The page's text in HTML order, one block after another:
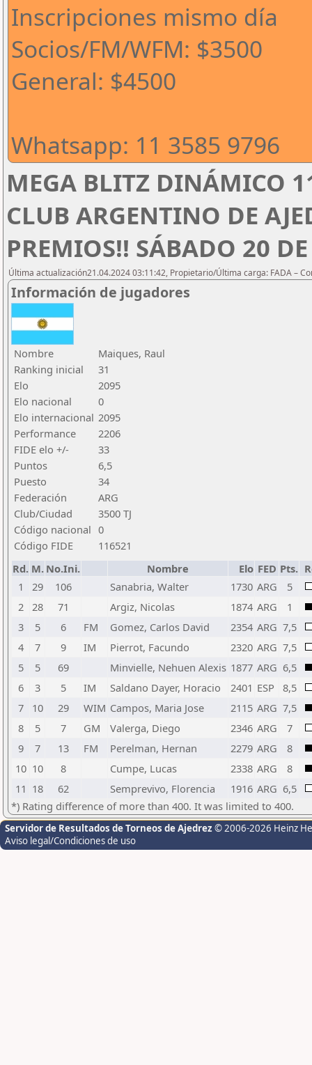
Inscripciones mismo día
Socios/FM/WFM: $3500
General: $4500
Whatsapp: 11 3585 9796
MEGA BLITZ DINÁMICO
CLUB ARGENTINO DE
PREMIOS!! SÁBADO 20
Última actualización21.04.2024 03:11:42, Propietario/Última carga: FADA –
Información de jugadores
Nombre
Maiques, Raul
Ranking inicial
31
Elo
2095
Elo nacional
0
Elo internacional 2095
Performance
2206
FIDE elo +/-
33
Puntos
6,5
Puesto
34
Federación
ARG
Club/Ciudad
3500 TJ
Código nacional 0
Código FIDE
116521
Rd. M. No.Ini. Nombre Elo FED Pts.
1
29 106 Sanabria, Walter 1730 ARG
5
2 28 71 Argiz, Nicolas 1874 ARG
1
3
5 6 FM Gomez, Carlos David 2354 ARG 7,5
4
7 9 IM Pierrot, Facundo 2320 ARG 7,5
5
5 69 Minvielle, Nehuen Alexis 1877 ARG 6,5
6
3 5 IM Saldano Dayer, Horacio 2401 ESP
8,5
7
10 29 WIM Campos, Maria Jose 2115 ARG 7,5
8
5 7 GM Valerga, Diego 2346 ARG
7
9
7 13 FM Perelman, Hernan 2279 ARG
8
10 10 8 Cumpe, Lucas 2338 ARG
8
11 18 62 Semprevivo, Florencia 1916 ARG 6,5
*) Rating difference of more than 400. It was limited to 400.
Servidor de Resultados de Torneos de Ajedrez © 2006-2026 Heinz
Aviso legal/Condiciones de uso